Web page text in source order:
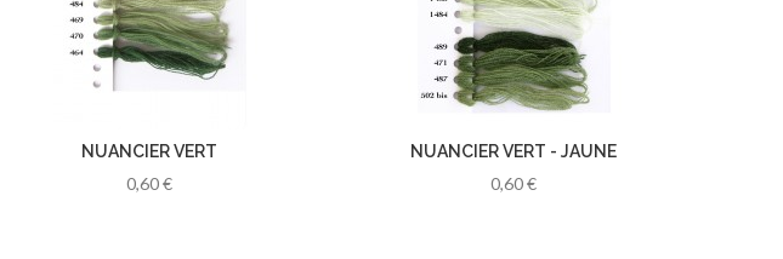
NUANCIER VERT
0,60 €
NUANCIER VERT - JAUNE
0,60 €